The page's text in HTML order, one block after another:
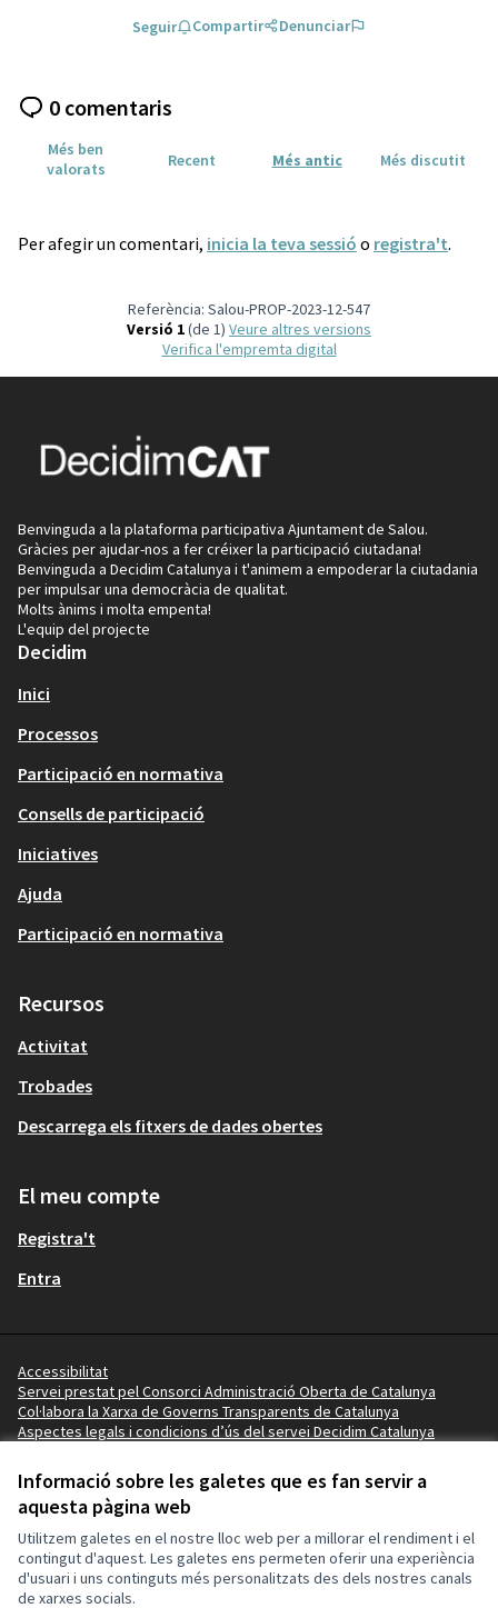
Informació sobre les galetes que es fan servir a
aquesta pàgina web
Utilitzem galetes en el nostre lloc web per a millorar el rendiment i el
contingut d'aquest. Les galetes ens permeten oferir una experiència
d'usuari i uns continguts més personalitzats des dels nostres canals
de xarxes socials.
Seguir Compartir Denunciar
0 comentaris
Més ben
valorats
Recent Més antic Més discutit
Per afegir un comentari, inicia la teva sessió o registra't.
Referència: Salou-PROP-2023-12-547
Versió 1(de 1)
veure altres versions
Verifica l'empremta digital
Benvinguda a la plataforma participativa Ajuntament de Salou.
Gràcies per ajudar-nos a fer créixer la participació ciutadana!
Benvinguda a Decidim Catalunya i t'animem a empoderar la ciutadania
per impulsar una democràcia de qualitat.
Molts ànims i molta empenta!
L'equip del projecte
Decidim
Inici
Processos
Participació en normativa
Consells de participació
Iniciatives
Ajuda
Participació en normativa
Recursos
Activitat
Trobades
Descarrega els fitxers de dades obertes
El meu compte
Registra't
Entra
Accessibilitat
Servei prestat pel Consorci Administració Oberta de Catalunya
Col·labora la Xarxa de Governs Transparents de Catalunya
Aspectes legals i condicions d’ús del servei Decidim Catalunya
Termes i condicions
Configuració de les galetes
Ajuntament de Salou a X
(Enllaç extern)
Ajuntament de Salou a Facebook
(Enllaç extern)
Ajuntament de Salou a Instagram
(Enllaç extern)
Ajuntament de Salou a YouTube
(Enllaç extern)
Ajuntament de Salou a GitHub
(Enllaç extern)